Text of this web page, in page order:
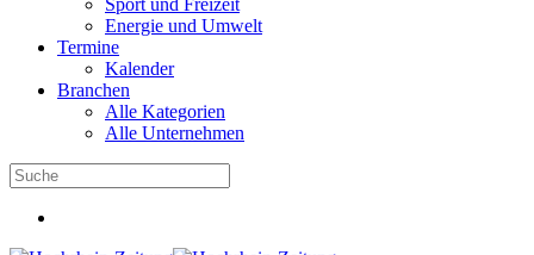
Sport und Freizeit
Energie und Umwelt
Termine
Kalender
Branchen
Alle Kategorien
Alle Unternehmen